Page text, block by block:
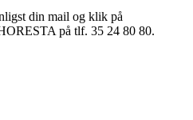
din mail og klik på
på tlf. 35 24 80 80.